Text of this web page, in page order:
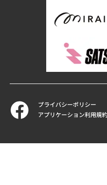
プライバシーポリシー
アプリケーション利用規